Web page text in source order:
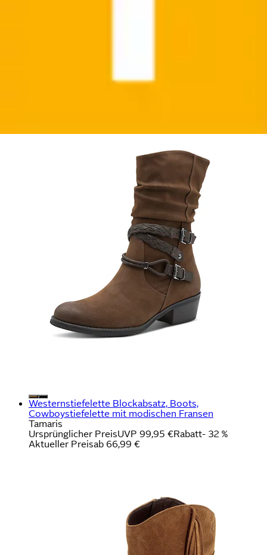
53,99 €
Westernstiefelette Blockabsatz, Boots,
Cowboystiefelette mit modischen Fransen
Tamaris
Ursprünglicher PreisUVP 99,95 €Rabatt- 32 %
Aktueller Preisab 66,99 €